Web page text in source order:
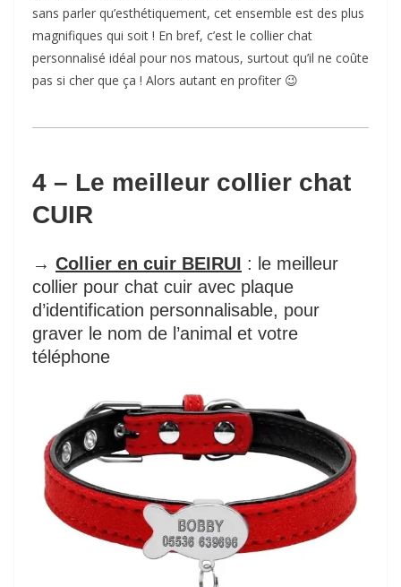
sans parler qu’esthétiquement, cet ensemble est des plus
magnifiques qui soit ! En bref, c’est le collier chat
personnalisé idéal pour nos matous, surtout qu’il ne coûte
pas si cher que ça ! Alors autant en profiter 😉
4 – Le meilleur collier chat
CUIR
→ Collier en cuir BEIRUI : le meilleur
collier pour chat cuir avec plaque
d’identification personnalisable, pour
graver le nom de l’animal et votre
téléphone